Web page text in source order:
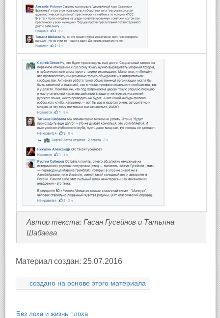
Автор текста: Гасан Гусейнов и Татьяна
Шабаева
Материал создан: 25.07.2016
создано на основе этого материала
Без лоха и жизнь плоха